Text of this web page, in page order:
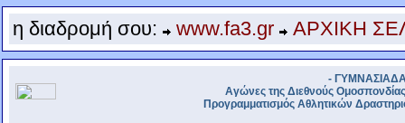
η διαδρομή σου: www.fa3.gr ΑΡΧΙΚΗ
-
Αγώνες της Διεθνούς
Προγραμματισμός Αθλητικών